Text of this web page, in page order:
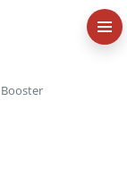
Booster